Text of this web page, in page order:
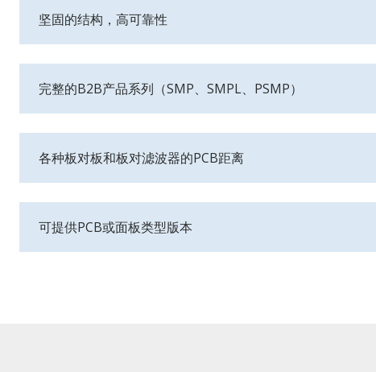
坚固的结构，高可靠性
完整的B2B产品系列（SMP、SMPL、PSMP）
各种板对板和板对滤波器的PCB距离
可提供PCB或面板类型版本